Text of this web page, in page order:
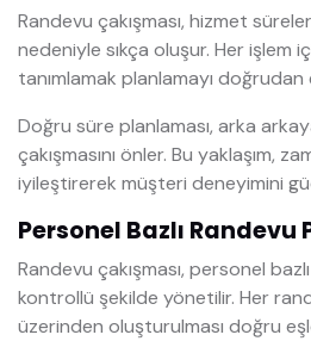
Randevu çakışması, hizmet
nedeniyle sıkça oluşur. Her işlem
tanımlamak planlamayı doğrudan
Doğru süre planlaması, arka
çakışmasını önler. Bu yaklaşım,
iyileştirerek müşteri deneyimini
Personel Bazlı
Randevu çakışması, personel
kontrollü şekilde yönetilir. Her
üzerinden oluşturulması doğru